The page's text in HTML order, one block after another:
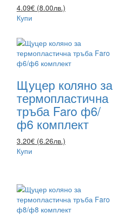
4.09€ (8.00лв.)
Купи
Щуцер коляно за
термопластична
тръба Faro ф6/
ф6 комплект
3.20€ (6.26лв.)
Купи